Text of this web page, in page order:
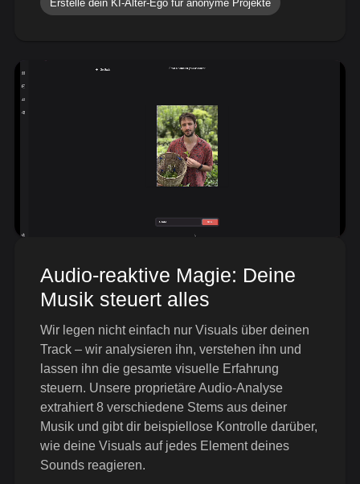
Erstelle dein KI-Alter-Ego für anonyme Projekte
Audio-reaktive Magie: Deine
Musik steuert alles
Wir legen nicht einfach nur Visuals über deinen
Track – wir analysieren ihn, verstehen ihn und
lassen ihn die gesamte visuelle Erfahrung
steuern. Unsere proprietäre Audio-Analyse
extrahiert 8 verschiedene Stems aus deiner
Musik und gibt dir beispiellose Kontrolle darüber,
wie deine Visuals auf jedes Element deines
Sounds reagieren.